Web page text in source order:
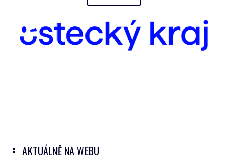
AKTUÁLNĚ NA WEBU